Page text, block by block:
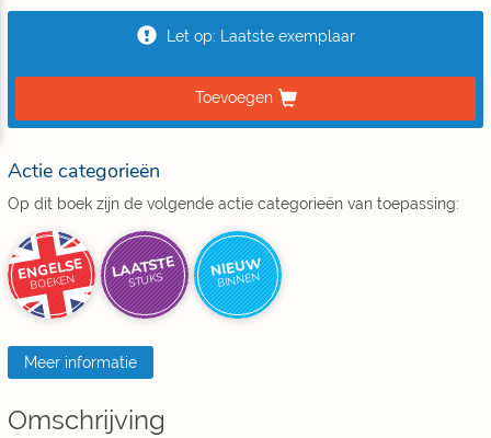
Let op: Laatste exemplaar
Toevoegen
Actie categorieën
Op dit boek zijn de volgende actie categorieën van toepassing:
ENGELSE
BOEKEN LAATSTE
STUKS NIEUW
BINNEN
Meer informatie
Omschrijving